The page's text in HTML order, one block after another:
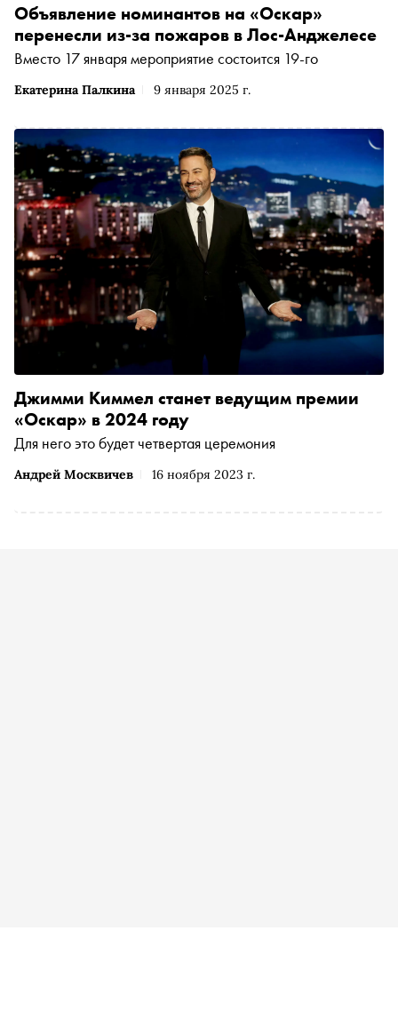
Екатерина Палкина 9 января 2025 г.
Объявление номинантов на «Оскар»
перенесли из-за пожаров в Лос-Анджелесе
Вместо 17 января мероприятие состоится 19-го
Андрей Москвичев 16 ноября 2023 г.
Джимми Киммел станет ведущим премии
«Оскар» в 2024 году
Для него это будет четвертая церемония